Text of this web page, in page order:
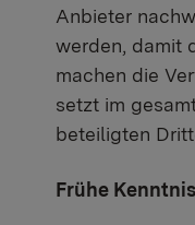
Anbieter
werden, damit
machen die
setzt im
beteiligten
Frühe